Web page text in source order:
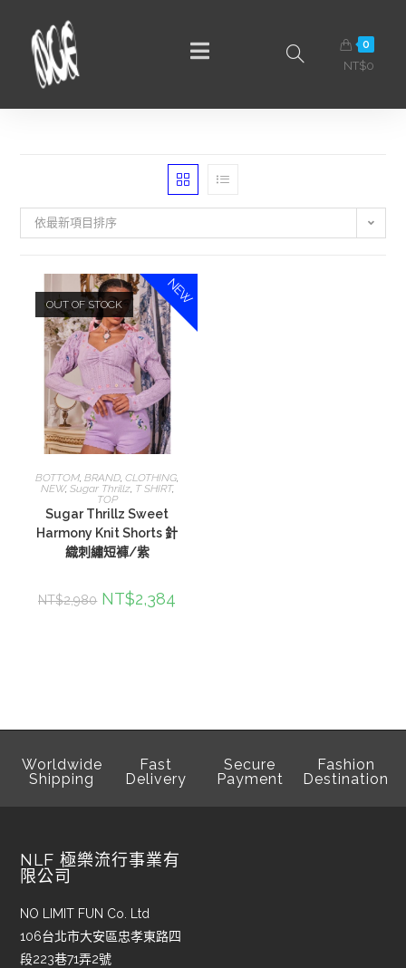
0
NT$0
依最新項目排序
NEW
OUT OF STOCK
查看內容
BOTTOM,BRAND,CLOTHING,
NEW, Sugar Thrillz, T SHIRT,
TOP
Sugar Thrillz Sweet
Harmony Knit Shorts 針
織刺繡短褲/紫
NT$2,980 NT$2,384
Worldwide
Shipping
Fast
Delivery
Secure
Payment
Fashion
Destination
NLF 極樂流行事業有
限公司
NO LIMIT FUN Co. Ltd
106台北市大安區忠孝東路四
段223巷71弄2號